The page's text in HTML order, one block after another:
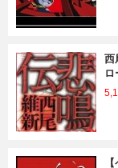
西
ロ